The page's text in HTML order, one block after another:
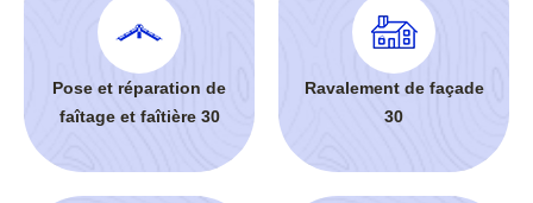
Pose et réparation de
faîtage et faîtière 30
Ravalement de façade
30